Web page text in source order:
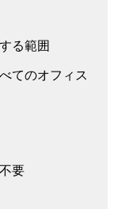
る範囲
てのオフィス
要